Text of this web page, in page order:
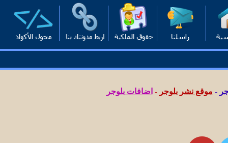
- موقع نشر بلوجر - اضافات بلوجر